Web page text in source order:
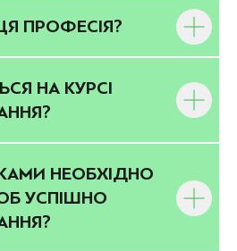
ПРОФЕСІЯ?
НА КУРСІ
НЕОБХІДНО
УСПІШНО